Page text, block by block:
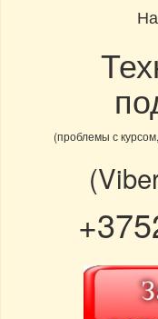
(проблемы с